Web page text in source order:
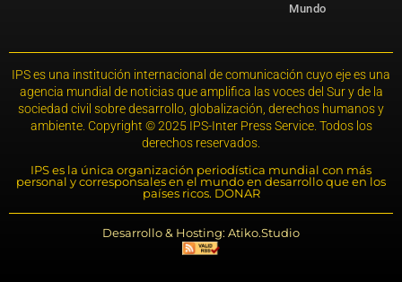
Mundo
IPS es una institución internacional de comunicación cuyo eje es una
agencia mundial de noticias que amplifica las voces del Sur y de la
sociedad civil sobre desarrollo, globalización, derechos humanos y
ambiente. Copyright © 2025 IPS-Inter Press Service. Todos los
derechos reservados.
IPS es la única organización periodística mundial con más
personal y corresponsales en el mundo en desarrollo que en los
países ricos. DONAR
Desarrollo & Hosting: Atiko.Studio